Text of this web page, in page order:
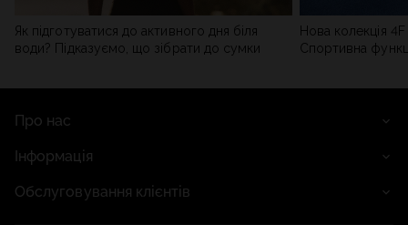
Як підготуватися до активного дня біля
води? Підказуємо, що зібрати до сумки
Нова колекція
Спортивна
Про нас
Інформація
Обслуговування клієнтів